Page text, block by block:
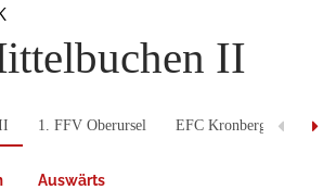
II
1. FFV Oberursel EFC Kronberg FC
Auswärts